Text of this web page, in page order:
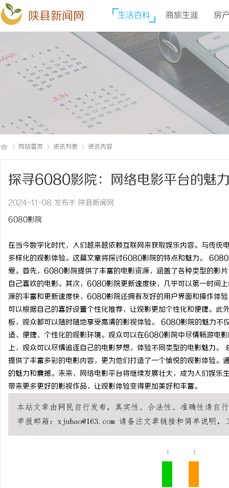
陕县新闻网 生活百科 商旅生涯 房
网站首页 资讯列表 资讯内容
探寻6080影院：网络电影平台的魅
2024-11-08 发布于 陕县新闻网
6080影院
在当今数字化时代，人们越来越依赖互联网来获取娱乐内容。与传
多样化的观影体验。这篇文章将探讨6080影院的特点和魅力。
爱。首先，6080影院提供了丰富的电影资源，涵盖了各种类型的影
自己喜欢的电影。其次，6080影院更新速度快，几乎可以第一时间
源的丰富和更新速度快，6080影院还拥有友好的用户界面和操作体
可以根据自己的喜好设置个性化推荐，让观影更加个性化和便捷。
板，观众都可以随时随地享受高清的影视体验。 6080影院的魅力不
适、便捷、个性化的观影环境。观众可以在6080影院中尽情畅游电
上，观众可以尽情追逐自己的电影梦想，体验不同类型的电影魅力
提供了丰富多彩的电影内容，更为他们打造了一个愉悦的观影体验
的魅力和震撼。未来，网络电影平台将继续发展壮大，成为人们娱
带来更多更好的影视作品，让观影体验变得更加美好和丰富。
1 1